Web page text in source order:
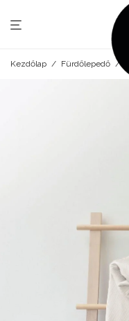
Kezdőlap / Fürdőlepedő /